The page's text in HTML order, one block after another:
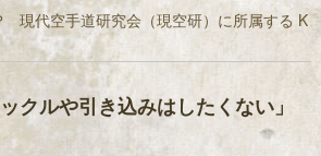
代空手道研究会（現空研）に所属する K
クルや引き込みはしたくない」